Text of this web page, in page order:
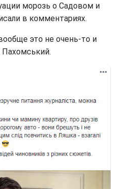
морозь о Садовом и
в комментариях.
это не очень-то и